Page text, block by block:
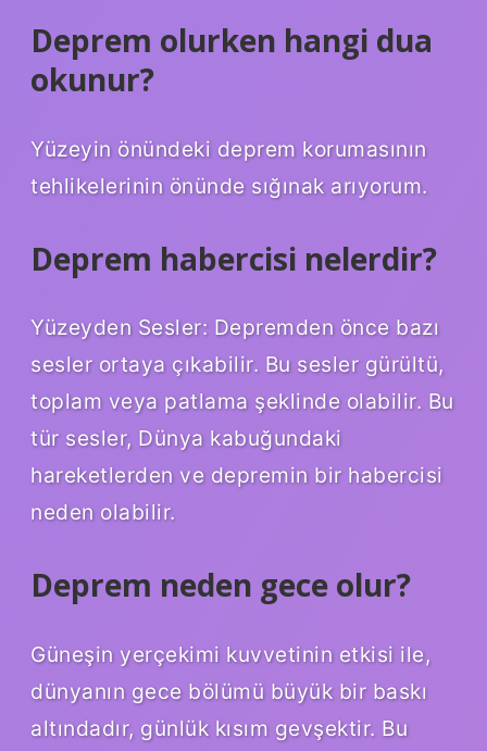
Deprem olurken hangi dua
okunur?
Yüzeyin önündeki deprem korumasının
tehlikelerinin önünde sığınak arıyorum.
Deprem habercisi nelerdir?
Yüzeyden Sesler: Depremden önce bazı
sesler ortaya çıkabilir. Bu sesler gürültü,
toplam veya patlama şeklinde olabilir. Bu
tür sesler, Dünya kabuğundaki
hareketlerden ve depremin bir habercisi
neden olabilir.
Deprem neden gece olur?
Güneşin yerçekimi kuvvetinin etkisi ile,
dünyanın gece bölümü büyük bir baskı
altındadır, günlük kısım gevşektir. Bu